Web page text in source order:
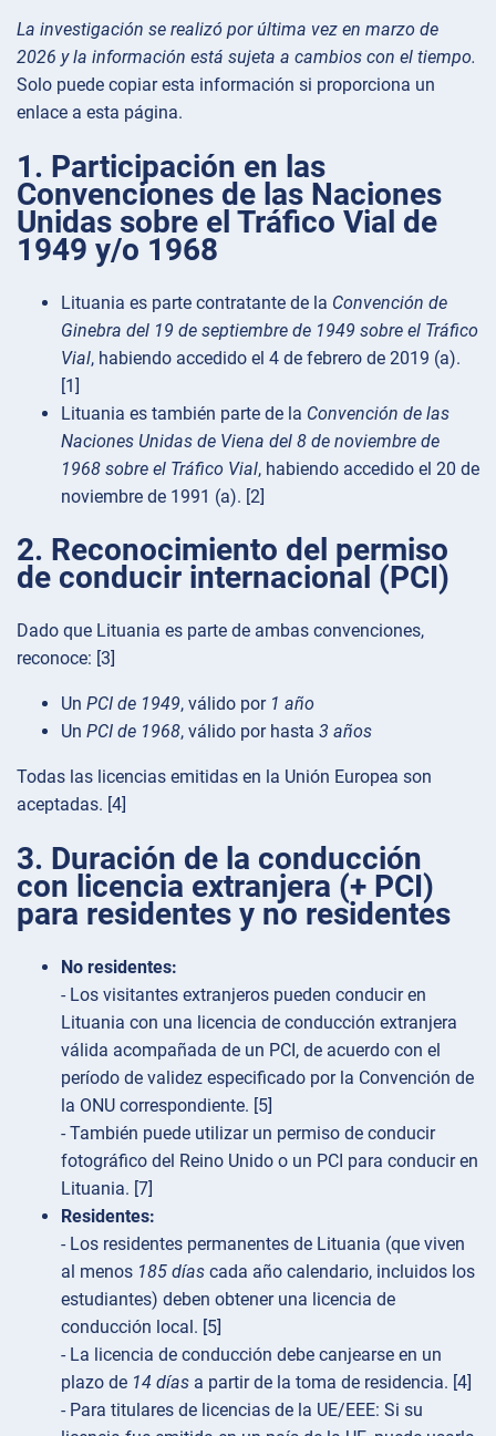
La investigación se realizó por última vez en marzo de
2026 y la información está sujeta a cambios con el tiempo.
Solo puede copiar esta información si proporciona un
enlace a esta página.
1. Participación en las
Convenciones de las Naciones
Unidas sobre el Tráfico Vial de
1949 y/o 1968
Lituania es parte contratante de la Convención de
Ginebra del 19 de septiembre de 1949 sobre el Tráfico
Vial, habiendo accedido el 4 de febrero de 2019 (a).
[1]
Lituania es también parte de la Convención de las
Naciones Unidas de Viena del 8 de noviembre de
1968 sobre el Tráfico Vial, habiendo accedido el 20 de
noviembre de 1991 (a). [2]
2. Reconocimiento del permiso
de conducir internacional (PCI)
Dado que Lituania es parte de ambas convenciones,
reconoce: [3]
Un PCI de 1949, válido por 1 año
Un PCI de 1968, válido por hasta 3 años
Todas las licencias emitidas en la Unión Europea son
aceptadas. [4]
3. Duración de la conducción
con licencia extranjera (+ PCI)
para residentes y no residentes
No residentes:
- Los visitantes extranjeros pueden conducir en
Lituania con una licencia de conducción extranjera
válida acompañada de un PCI, de acuerdo con el
período de validez especificado por la Convención de
la ONU correspondiente. [5]
- También puede utilizar un permiso de conducir
fotográfico del Reino Unido o un PCI para conducir en
Lituania. [7]
Residentes:
- Los residentes permanentes de Lituania (que viven
al menos 185 días cada año calendario, incluidos los
estudiantes) deben obtener una licencia de
conducción local. [5]
- La licencia de conducción debe canjearse en un
plazo de 14 días a partir de la toma de residencia. [4]
- Para titulares de licencias de la UE/EEE: Si su